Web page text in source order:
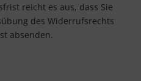
reicht es aus, dass Sie
des Widerrufsrechts
absenden.